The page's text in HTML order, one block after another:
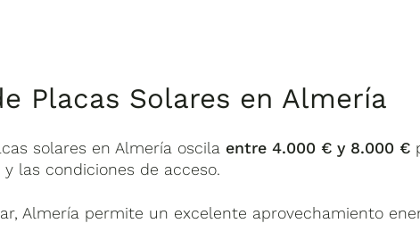
Placas Solares en Almería
solares en Almería oscila entre 4.000 € y 8.000 €
las condiciones de acceso.
Almería permite un excelente aprovechamiento